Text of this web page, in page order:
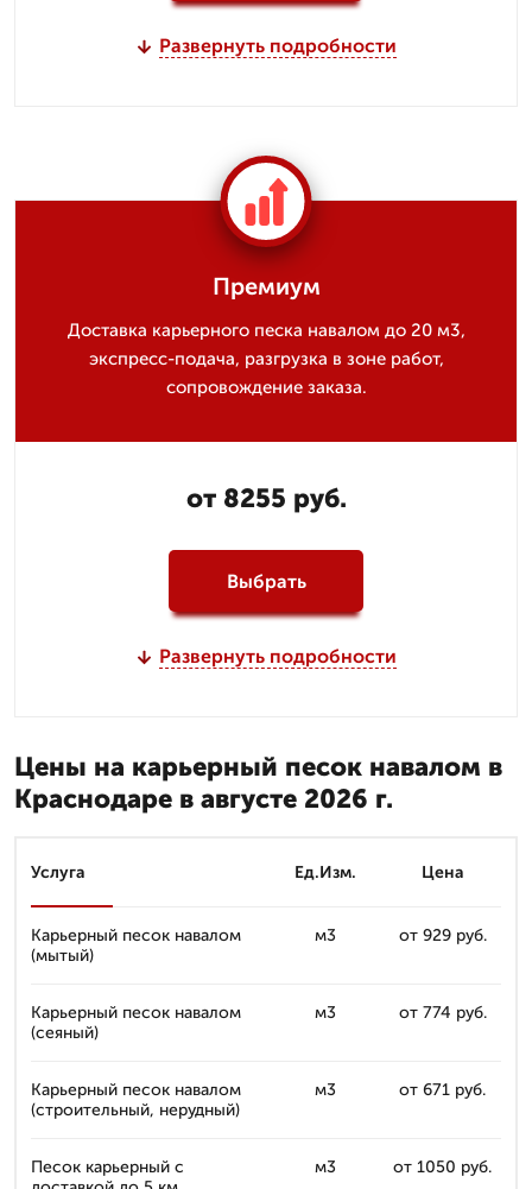
Развернуть подробности
Премиум
Доставка карьерного песка навалом до 20 м3,
экспресс-подача, разгрузка в зоне работ,
сопровождение заказа.
от 8255 руб.
Выбрать
Развернуть подробности
Цены на карьерный песок навалом в
Краснодаре в августе 2026 г.
Услуга Ед.Изм. Цена
Карьерный песок навалом
(мытый)
м3 от 929 руб.
Карьерный песок навалом
(сеяный)
м3 от 774 руб.
Карьерный песок навалом
(строительный, нерудный)
м3 от 671 руб.
Песок карьерный с
м3 от 1050 руб.